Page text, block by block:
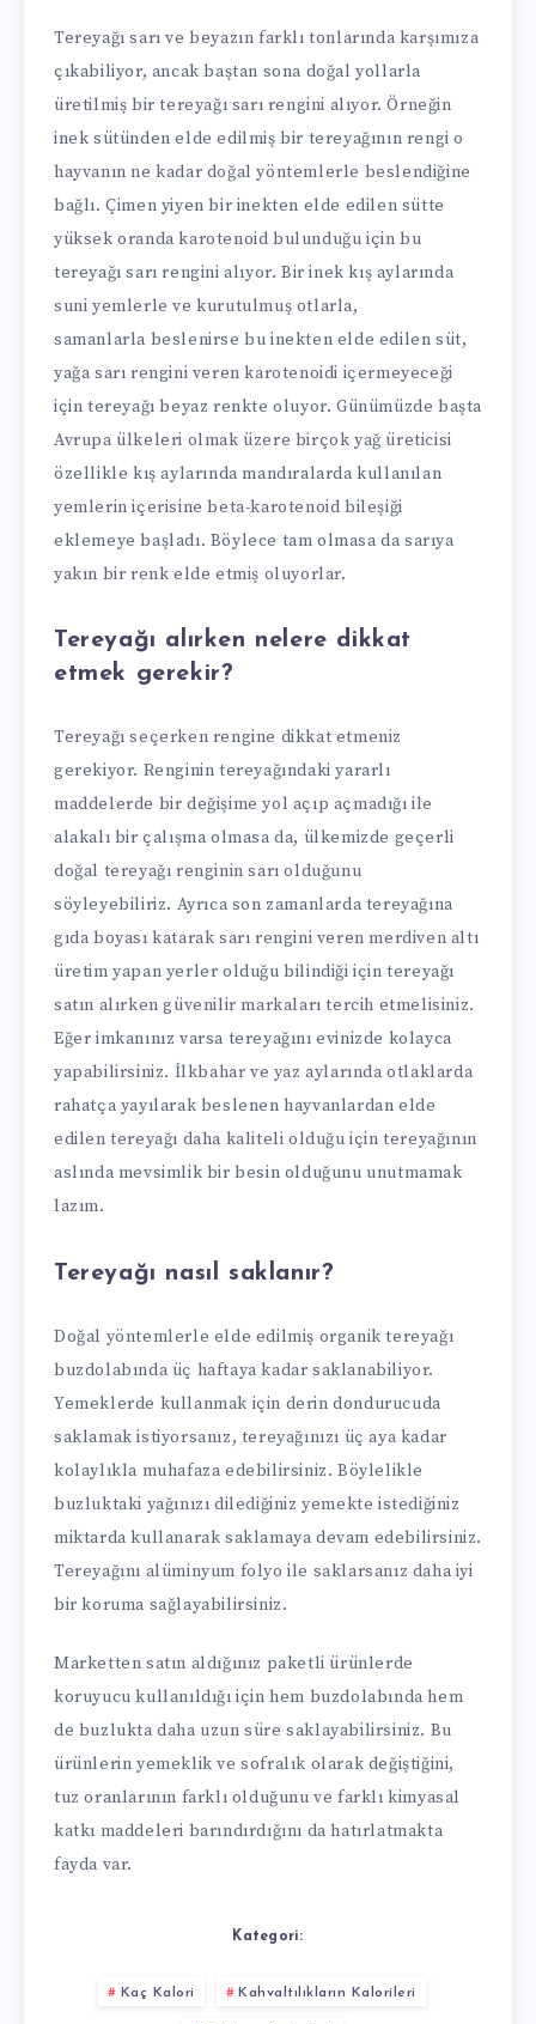
Tereyağı sarı ve beyazın farklı tonlarında karşımıza
çıkabiliyor, ancak baştan sona doğal yollarla
üretilmiş bir tereyağı sarı rengini alıyor. Örneğin
inek sütünden elde edilmiş bir tereyağının rengi o
hayvanın ne kadar doğal yöntemlerle beslendiğine
bağlı. Çimen yiyen bir inekten elde edilen sütte
yüksek oranda karotenoid bulunduğu için bu
tereyağı sarı rengini alıyor. Bir inek kış aylarında
suni yemlerle ve kurutulmuş otlarla,
samanlarla beslenirse bu inekten elde edilen süt,
yağa sarı rengini veren karotenoidi içermeyeceği
için tereyağı beyaz renkte oluyor. Günümüzde başta
Avrupa ülkeleri olmak üzere birçok yağ üreticisi
özellikle kış aylarında mandıralarda kullanılan
yemlerin içerisine beta-karotenoid bileşiği
eklemeye başladı. Böylece tam olmasa da sarıya
yakın bir renk elde etmiş oluyorlar.
Tereyağı alırken nelere dikkat
etmek gerekir?
Tereyağı seçerken rengine dikkat etmeniz
gerekiyor. Renginin tereyağındaki yararlı
maddelerde bir değişime yol açıp açmadığı ile
alakalı bir çalışma olmasa da, ülkemizde geçerli
doğal tereyağı renginin sarı olduğunu
söyleyebiliriz. Ayrıca son zamanlarda tereyağına
gıda boyası katarak sarı rengini veren merdiven altı
üretim yapan yerler olduğu bilindiği için tereyağı
satın alırken güvenilir markaları tercih etmelisiniz.
Eğer imkanınız varsa tereyağını evinizde kolayca
yapabilirsiniz. İlkbahar ve yaz aylarında otlaklarda
rahatça yayılarak beslenen hayvanlardan elde
edilen tereyağı daha kaliteli olduğu için tereyağının
aslında mevsimlik bir besin olduğunu unutmamak
lazım.
Tereyağı nasıl saklanır?
Doğal yöntemlerle elde edilmiş organik tereyağı
buzdolabında üç haftaya kadar saklanabiliyor.
Yemeklerde kullanmak için derin dondurucuda
saklamak istiyorsanız, tereyağınızı üç aya kadar
kolaylıkla muhafaza edebilirsiniz. Böylelikle
buzluktaki yağınızı dilediğiniz yemekte istediğiniz
miktarda kullanarak saklamaya devam edebilirsiniz.
Tereyağını alüminyum folyo ile saklarsanız daha iyi
bir koruma sağlayabilirsiniz.
Marketten satın aldığınız paketli ürünlerde
koruyucu kullanıldığı için hem buzdolabında hem
de buzlukta daha uzun süre saklayabilirsiniz. Bu
ürünlerin yemeklik ve sofralık olarak değiştiğini,
tuz oranlarının farklı olduğunu ve farklı kimyasal
katkı maddeleri barındırdığını da hatırlatmakta
fayda var.
Kategori:
Kaç Kalori Kahvaltılıkların Kalorileri